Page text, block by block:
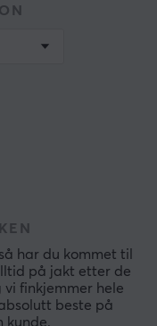
har du kommet til
på jakt etter de
vi finkjemmer hele
beste på
kunde.